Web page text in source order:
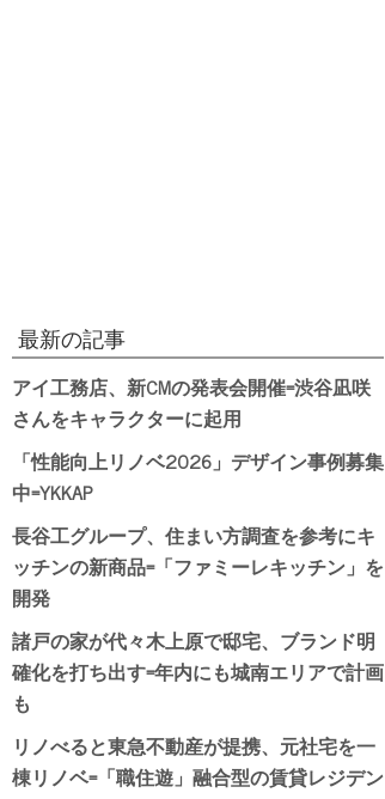
最新の記事
アイ工務店、新CMの発表会開催=渋谷凪咲
さんをキャラクターに起用
「性能向上リノベ2026」デザイン事例募集
中=YKKAP
長谷工グループ、住まい方調査を参考にキ
ッチンの新商品=「ファミーレキッチン」を
開発
諸戸の家が代々木上原で邸宅、ブランド明
確化を打ち出す=年内にも城南エリアで計画
も
リノべると東急不動産が提携、元社宅を一
棟リノベ=「職住遊」融合型の賃貸レジデン